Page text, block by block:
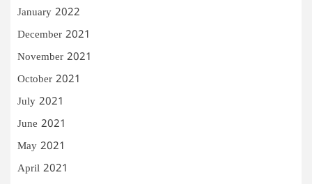
January 2022
December 2021
November 2021
October 2021
July 2021
June 2021
May 2021
April 2021